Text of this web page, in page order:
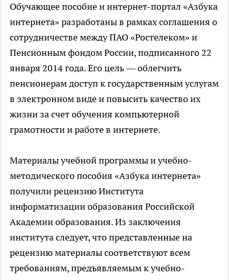
Обучающее пособие и интернет-портал «Азбука
интернета» разработаны в рамках соглашения о
сотрудничестве между ПАО «Ростелеком» и
Пенсионным фондом России, подписанного 22
января 2014 года. Его цель — облегчить
пенсионерам доступ к государственным услугам
в электронном виде и повысить качество их
жизни за счет обучения компьютерной
грамотности и работе в интернете.
Материалы учебной программы и учебно-
методического пособия «Азбука интернета»
получили рецензию Института
информатизации образования Российской
Академии образования. Из заключения
института следует, что представленные на
рецензию материалы соответствуют всем
требованиям, предъявляемым к учебно-